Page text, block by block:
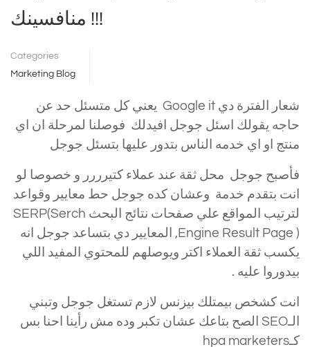
منافسينك !!!
Categories
Marketing Blog
شعار الفترة دي Google it يعني كل متسئل حد عن
حاجه يقولك اسئل جوجل افيدلك فوصلنا لمرحلة ان اي
منتج او اي خدمه الناس بتدور عليها بتسئل جوجل
فأصبح جوجل محل ثقة عند عملاء كتيرررر و خصوصا لو
انت بتقدم خدمة وعشان كده جوجل حط معايير وقواعد
لترتيب المواقع علي صفحات نتائج البحث SERP(Serch
Engine Result Page ), المعايير دي بتساعد جوجل انه
يكسب ثقة العملاء اكتر ويوصلهم للمحتوي المفيد اللي
بيدوروا عليه .
انت كشخص بيمتلك بيزنس لازم تستغل جوجل وتبني
الـSEO الصح بتاعك عشان تكبر وده مش رأينا احنا بس
كـhpa marketers